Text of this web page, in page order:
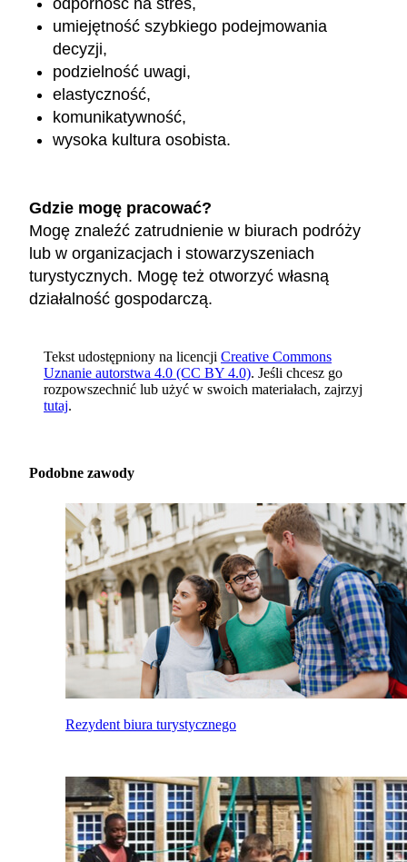
odporność na stres,
umiejętność szybkiego podejmowania
decyzji,
podzielność uwagi,
elastyczność,
komunikatywność,
wysoka kultura osobista.
Gdzie mogę pracować?
Mogę znaleźć zatrudnienie w biurach podróży
lub w organizacjach i stowarzyszeniach
turystycznych. Mogę też otworzyć własną
działalność gospodarczą.
Tekst udostępniony na licencji Creative Commons
Uznanie autorstwa 4.0 (CC BY 4.0). Jeśli chcesz go
rozpowszechnić lub użyć w swoich materiałach, zajrzyj
tutaj.
Podobne zawody
Rezydent biura turystycznego